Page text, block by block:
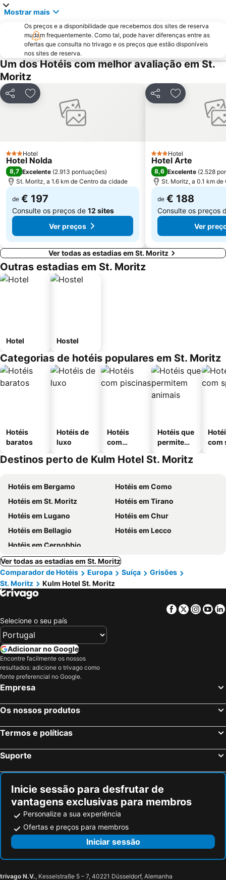
Mostrar mais
Os preços e a disponibilidade que recebemos dos sites de reserva
mudam frequentemente. Como tal, pode haver diferenças entre as
ofertas que consulta no trivago e os preços que estão disponíveis
nos sites de reserva.
Um dos Hotéis com melhor avaliação em St.
Moritz
PartilharAdicionar aos favoritos
3 Estrelas
Hotel
Hotel Nolda
8,7 Excelente (2.913 pontuações)
St. Moritz, a 1.6 km de Centro da cidade
de € 197
Consulte os preços de 12 sites
Ver preços
PartilharAdicionar
3 Estrelas
Hotel
Hotel Arte
8,6 Excelente (2.528
St. Moritz, a 0.1 km
de € 188
Consulte os preços
Ver
Ver todas as estadias em St. Moritz
Outras estadias em St. Moritz
Hotel Hostel
Categorias de hotéis populares em St. Moritz
Hotéis
baratos
Hotéis de
luxo
Hotéis
com
Hotéis que
permitem
com
Destinos perto de Kulm Hotel St. Moritz
Hotéis em Bergamo
Hotéis em Como
Hotéis em St. Moritz
Hotéis em Tirano
Hotéis em Lugano
Hotéis em Chur
Hotéis em Bellagio
Hotéis em Lecco
Hotéis em Cernobbio
Ver todas as estadias em St. Moritz
Comparador de Hotéis
Europa Suíça
Grisões
St. Moritz
Kulm Hotel St. Moritz
Facebook
Twitter
Selecione o seu país
Adicionar no Google
Encontre facilmente os nossos
resultados: adicione o trivago como
fonte preferencial no Google.
Empresa
Os nossos produtos
Termos e políticas
Suporte
Inicie sessão para desfrutar de
vantagens exclusivas para membros
Personalize a sua experiência
Ofertas e preços para membros
Iniciar sessão
trivago N.V., Kesselstraße 5 – 7, 40221 Düsseldorf, Alemanha